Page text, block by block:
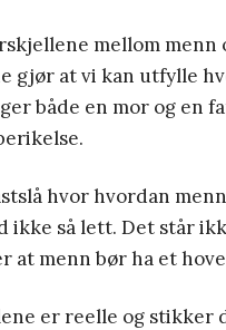
mellom menn
gjør at vi kan utfylle
både en mor og en
hvor hvordan
så lett. Det står
at menn bør ha et
er reelle og stikker